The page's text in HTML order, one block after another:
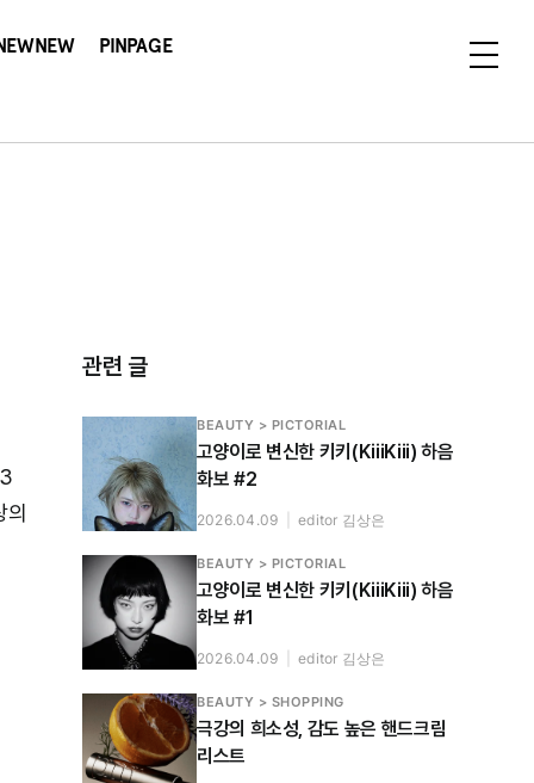
PINPAGE
관련 글
BEAUTY > PICTORIAL
고양이로 변신한 키키(KiiiKiii) 하음
화보 #2
2026.04.09 editor 김상은
BEAUTY > PICTORIAL
고양이로 변신한 키키(KiiiKiii) 하음
화보 #1
2026.04.09 editor 김상은
BEAUTY > SHOPPING
극강의 희소성, 감도 높은 핸드크림
리스트